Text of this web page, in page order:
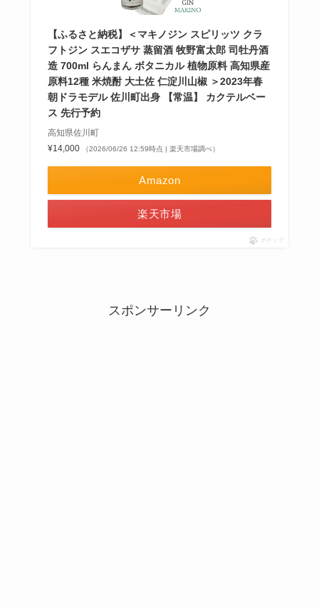
【ふるさと納税】＜マキノジン スピリッツ クラ
フトジン スエコザサ 蒸留酒 牧野富太郎 司牡丹酒
造 700ml らんまん ボタニカル 植物原料 高知県産
原料12種 米焼酎 大土佐 仁淀川山椒 ＞2023年春
朝ドラモデル 佐川町出身 【常温】 カクテルベー
ス 先行予約
高知県佐川町
¥14,000
（2026/06/26 12:59時点 | 楽天市場調べ）
Amazon
楽天市場
ポチップ
スポンサーリンク